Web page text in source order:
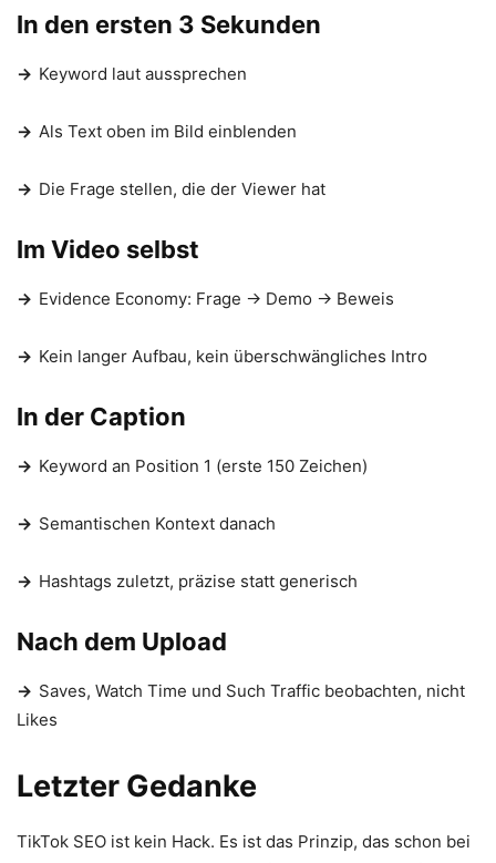
In den ersten 3 Sekunden
→ Keyword laut aussprechen
→ Als Text oben im Bild einblenden
→ Die Frage stellen, die der Viewer hat
Im Video selbst
→ Evidence Economy: Frage → Demo → Beweis
→ Kein langer Aufbau, kein überschwängliches Intro
In der Caption
→ Keyword an Position 1 (erste 150 Zeichen)
→ Semantischen Kontext danach
→ Hashtags zuletzt, präzise statt generisch
Nach dem Upload
→ Saves, Watch Time und Such Traffic beobachten, nicht
Likes
Letzter Gedanke
TikTok SEO ist kein Hack. Es ist das Prinzip, das schon bei